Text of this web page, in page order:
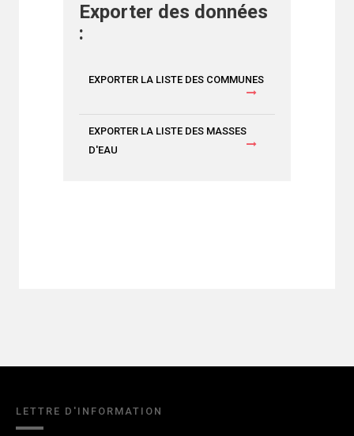
Exporter des données
:
EXPORTER LA LISTE DES COMMUNES
EXPORTER LA LISTE DES MASSES
D'EAU
LETTRE D'INFORMATION